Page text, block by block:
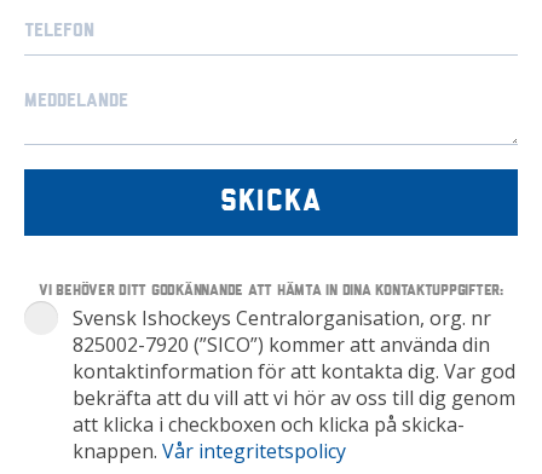
Vi behöver ditt godkännande att hämta in dina kontaktuppgifter:
Svensk Ishockeys Centralorganisation, org. nr
825002-7920 (”SICO”) kommer att använda din
kontaktinformation för att kontakta dig. Var god
bekräfta att du vill att vi hör av oss till dig genom
att klicka i checkboxen och klicka på skicka-
knappen. Vår integritetspolicy